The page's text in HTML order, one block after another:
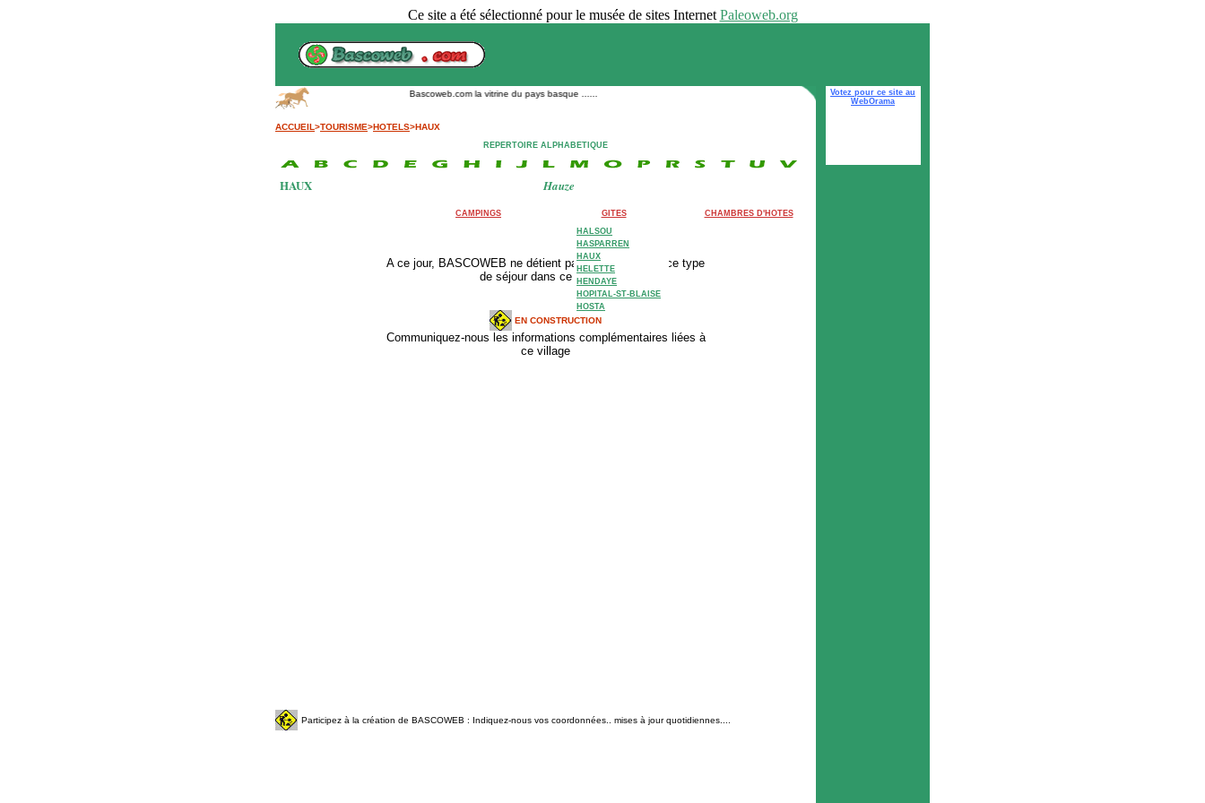
Ce site a été sélectionné pour le musée de sites Internet Paleoweb.org
HALSOU
HASPARREN
HAUX
HELETTE
HENDAYE
HOPITAL-ST-BLAISE
HOSTA
Bascoweb.com la vitrine du pays basque ......
ACCUEIL>TOURISME>HOTELS>HAUX
REPERTOIRE ALPHABETIQUE
HAUX Hauze
CAMPINGS GITES CHAMBRES D'HOTES
A ce jour, BASCOWEB ne détient pas d'adresse pour ce type
de séjour dans ce village.
EN CONSTRUCTION
Communiquez-nous les informations complémentaires liées à
ce village
Votez pour ce site au
WebOrama
Participez à la création de BASCOWEB : Indiquez-nous vos coordonnées.. mises à jour quotidiennes....